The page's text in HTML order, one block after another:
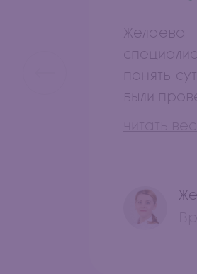
Желаева
понять
были